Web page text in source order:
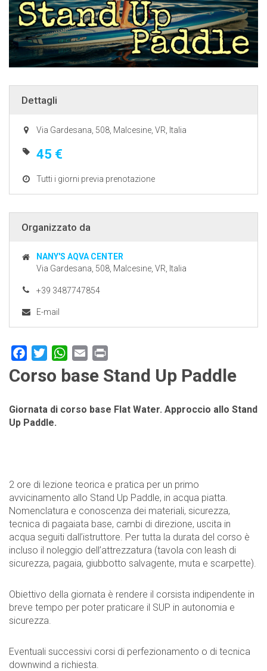
Dettagli
Via Gardesana, 508, Malcesine, VR, Italia
45 €
Tutti i giorni previa prenotazione
Organizzato da
NANY'S AQVA CENTER
Via Gardesana, 508, Malcesine, VR, Italia
+39 3487747854
E-mail
FacebookTwitterWhatsApp
Email
Corso base Stand Up Paddle
Giornata di corso base Flat Water. Approccio allo Stand
Up Paddle.
2 ore di lezione teorica e pratica per un primo
avvicinamento allo Stand Up Paddle, in acqua piatta.
Nomenclatura e conoscenza dei materiali, sicurezza,
tecnica di pagaiata base, cambi di direzione, uscita in
acqua seguiti dall’istruttore. Per tutta la durata del corso è
incluso il noleggio dell’attrezzatura (tavola con leash di
sicurezza, pagaia, giubbotto salvagente, muta e scarpette).
Obiettivo della giornata è rendere il corsista indipendente in
breve tempo per poter praticare il SUP in autonomia e
sicurezza.
Eventuali successivi corsi di perfezionamento o di tecnica
downwind a richiesta.